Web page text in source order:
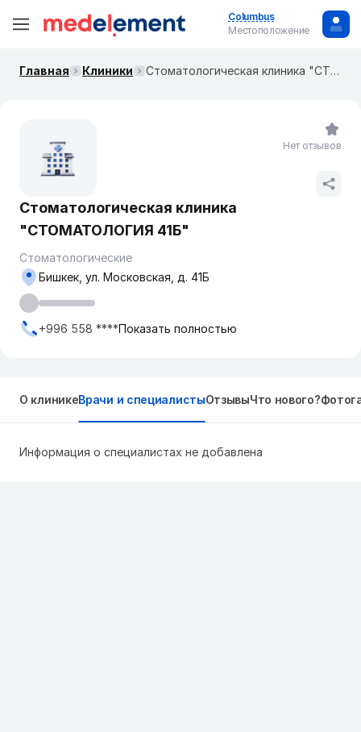
Columbus
Местоположение
Главная Клиники ​Стоматологическая клиника "СТОМАТОЛОГИЯ 41Б"
​Стоматологическая клиника
"СТОМАТОЛОГИЯ 41Б"
Стоматологические
Бишкек, ​ул. Московская, д. 41Б
+996 558 ****Показать полностью
Нет отзывов
О клиникеВрачи и специалистыОтзывыЧто нового?
Информация о специалистах не добавлена